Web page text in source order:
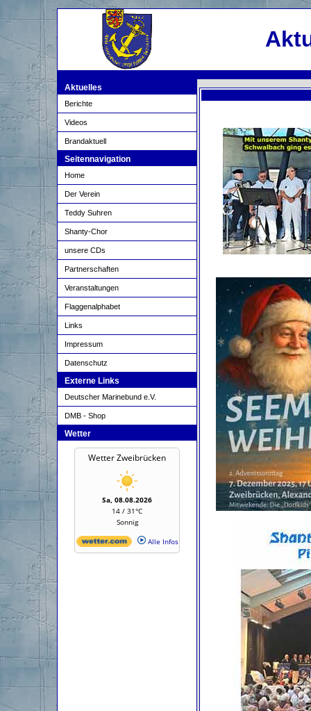
Aktuelles
Berichte
Videos
Brandaktuell
Seitennavigation
Home
Der Verein
Teddy Suhren
Shanty-Chor
unsere CDs
Partnerschaften
Veranstaltungen
Flaggenalphabet
Links
Impressum
Datenschutz
Externe Links
Deutscher Marinebund e.V.
DMB - Shop
Wetter
Wetter Zweibrücken
Sa, 08.08.2026
14 / 31°C
Sonnig
Alle Infos